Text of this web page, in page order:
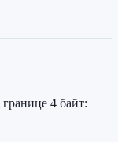
4 байт: